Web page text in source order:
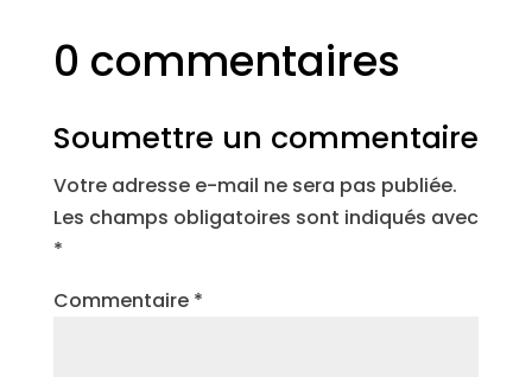
0 commentaires
Soumettre un commentaire
Votre adresse e-mail ne sera pas publiée.
Les champs obligatoires sont indiqués avec
*
Commentaire *